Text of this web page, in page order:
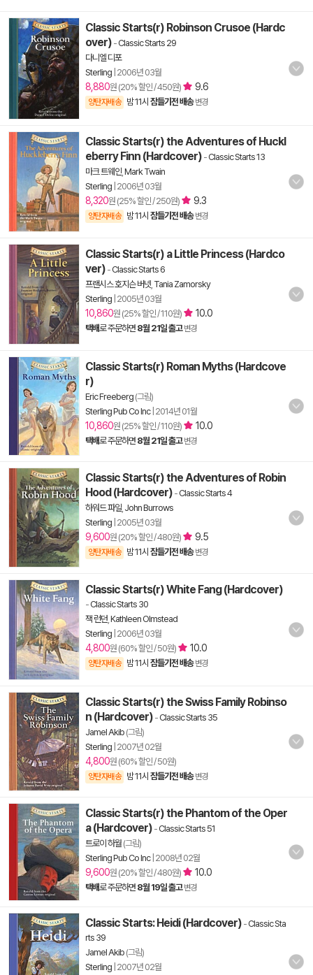
Classic Starts(r) Robinson Crusoe (Hardc
over) -Classic Starts 29
다니엘 디포
Sterling 2006년 03월
8,880원 (20% 할인 / 450원) 9.6
양탄자배송 밤 11시 잠들기전 배송 변경
Classic Starts(r) the Adventures of Huckl
eberry Finn (Hardcover) -Classic Starts 13
마크 트웨인 Mark Twain
Sterling 2006년 03월
8,320원 (25% 할인 / 250원) 9.3
양탄자배송 밤 11시 잠들기전 배송 변경
Classic Starts(r) a Little Princess (Hardco
ver) -Classic Starts 6
프랜시스 호지슨 버넷 Tania Zamorsky
Sterling 2005년 03월
10,860원 (25% 할인 / 110원) 10.0
택배로 주문하면 8월 21일 출고 변경
Classic Starts(r) Roman Myths (Hardcove
r)
Eric Freeberg (그림)
Sterling Pub Co Inc| 2014년 01월
10,860원 (25% 할인 / 110원) 10.0
택배로 주문하면 8월 21일 출고 변경
Classic Starts(r) the Adventures of Robin
Hood (Hardcover) -Classic Starts 4
하워드 파일 John Burrows
Sterling 2005년 03월
9,600원 (20% 할인 / 480원) 9.5
양탄자배송 밤 11시 잠들기전 배송 변경
Classic Starts(r) White Fang (Hardcover)
-Classic Starts 30
잭 런던 Kathleen Olmstead
Sterling 2006년 03월
4,800원 (60% 할인 / 50원) 10.0
양탄자배송 밤 11시 잠들기전 배송 변경
Classic Starts(r) the Swiss Family Robinso
n (Hardcover) -Classic Starts 35
Jamel Akib (그림)
Sterling 2007년 02월
4,800원 (60% 할인 / 50원)
양탄자배송 밤 11시 잠들기전 배송 변경
Classic Starts(r) the Phantom of the Oper
a (Hardcover) -Classic Starts 51
트로이 하월 (그림)
Sterling Pub Co Inc| 2008년 02월
9,600원 (20% 할인 / 480원) 10.0
택배로 주문하면 8월 19일 출고 변경
Classic Starts: Heidi (Hardcover) -Classic Sta
rts 39
Jamel Akib (그림)
Sterling 2007년 02월